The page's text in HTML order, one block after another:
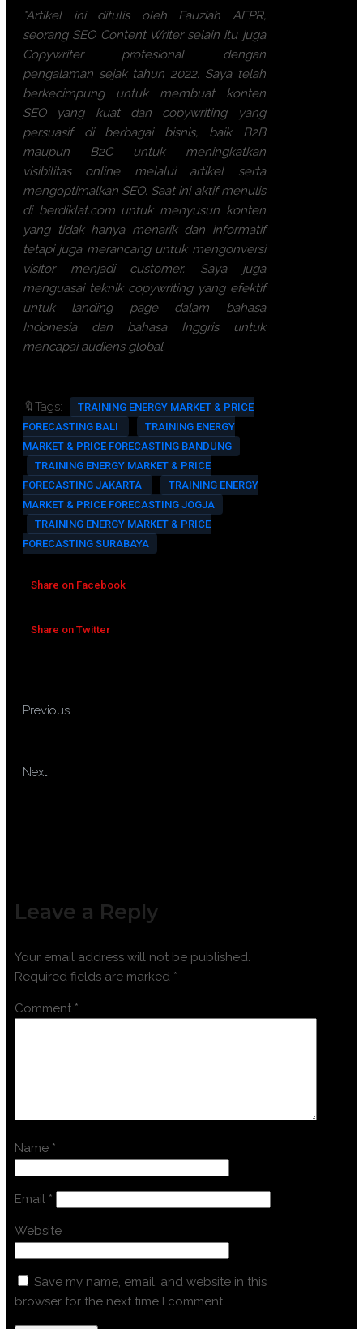
*Artikel ini ditulis oleh Fauziah AEPR,
seorang SEO Content Writer selain itu juga
Copywriter profesional dengan
pengalaman sejak tahun 2022. Saya telah
berkecimpung untuk membuat konten
SEO yang kuat dan copywriting yang
persuasif di berbagai bisnis, baik B2B
maupun B2C untuk meningkatkan
visibilitas online melalui artikel serta
mengoptimalkan SEO. Saat ini aktif menulis
di berdiklat.com untuk menyusun konten
yang tidak hanya menarik dan informatif
tetapi juga merancang untuk mengonversi
visitor menjadi customer. Saya juga
menguasai teknik copywriting yang efektif
untuk landing page dalam bahasa
Indonesia dan bahasa Inggris untuk
mencapai audiens global.
🔖Tags:
TRAINING ENERGY MARKET & PRICE
FORECASTING BALI
TRAINING ENERGY
MARKET & PRICE FORECASTING BANDUNG
TRAINING ENERGY MARKET & PRICE
FORECASTING JAKARTA
TRAINING ENERGY
MARKET & PRICE FORECASTING JOGJA
TRAINING ENERGY MARKET & PRICE
FORECASTING SURABAYA
Share on Facebook
Share on Twitter
Previous
Next
Leave a Reply
Your email address will not be published.
Required fields are marked *
Comment *
Name *
Email *
Website
Save my name, email, and website in this
browser for the next time I comment.